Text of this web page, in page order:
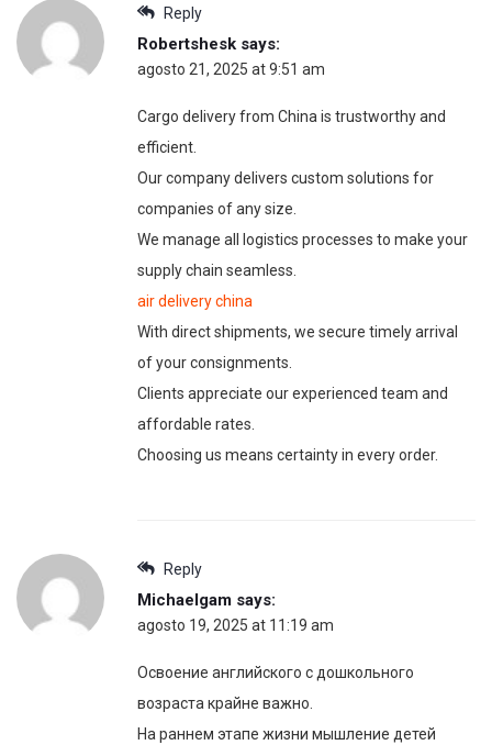
Reply
Robertshesk says:
agosto 21, 2025 at 9:51 am
Cargo delivery from China is trustworthy and
efficient.
Our company delivers custom solutions for
companies of any size.
We manage all logistics processes to make your
supply chain seamless.
air delivery china
With direct shipments, we secure timely arrival
of your consignments.
Clients appreciate our experienced team and
affordable rates.
Choosing us means certainty in every order.
Reply
Michaelgam says:
agosto 19, 2025 at 11:19 am
Освоение английского с дошкольного
возраста крайне важно.
На раннем этапе жизни мышление детей